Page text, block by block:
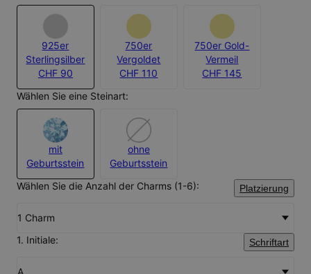
925er
Sterlingsilber
CHF 90
750er
Vergoldet
CHF 110
750er Gold-
Vermeil
CHF 145
Wählen Sie eine Steinart:
mit
Geburtsstein
ohne
Geburtsstein
Wählen Sie die Anzahl der Charms (1-6):
Platzierung
1 Charm
1. Initiale:
Schriftart
A